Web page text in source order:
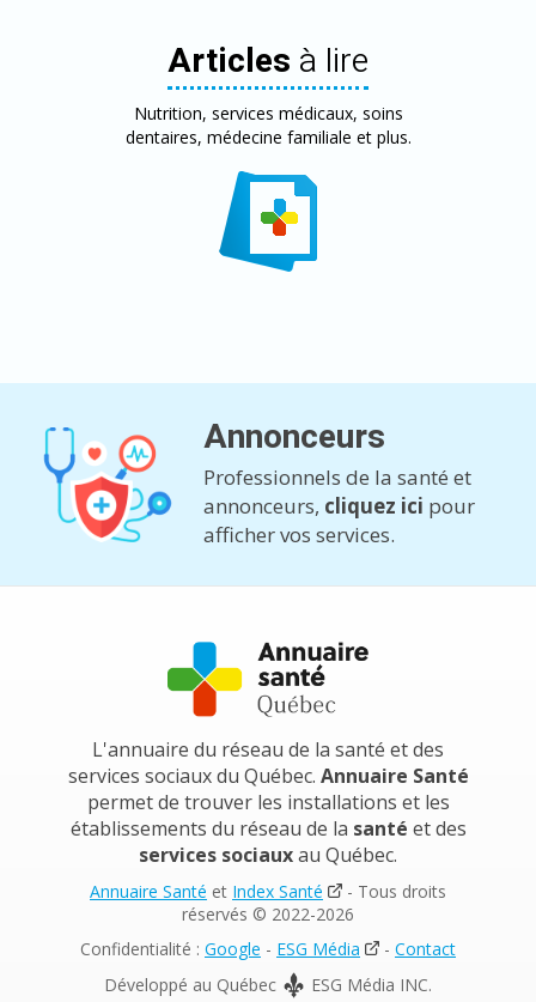
Articles à lire
Nutrition, services médicaux, soins
dentaires, médecine familiale et plus.
Annonceurs
Professionnels de la santé et
annonceurs, cliquez ici pour
afficher vos services.
L'annuaire du réseau de la santé et des
services sociaux du Québec. Annuaire Santé
permet de trouver les installations et les
établissements du réseau de la santé et des
services sociauxau Québec.
Annuaire Santé et Index Santé
- Tous droits
réservés © 2022-2026
Confidentialité : Google - ESG Média - Contact
Développé au Québec
ESG Média INC.